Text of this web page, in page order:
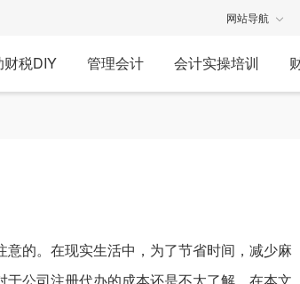
网站导航
财税DIY 管理会计 会计实操培训
的。在现实生活中，为了节省时间，减少麻